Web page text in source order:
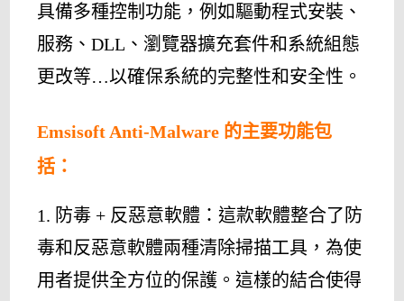
具備多種控制功能，例如驅動程式安裝、
服務、DLL、瀏覽器擴充套件和系統組態
更改等…以確保系統的完整性和安全性。
Emsisoft Anti-Malware 的主要功能包
括：
1. 防毒 + 反惡意軟體：這款軟體整合了防
毒和反惡意軟體兩種清除掃描工具，為使
用者提供全方位的保護。這樣的結合使得